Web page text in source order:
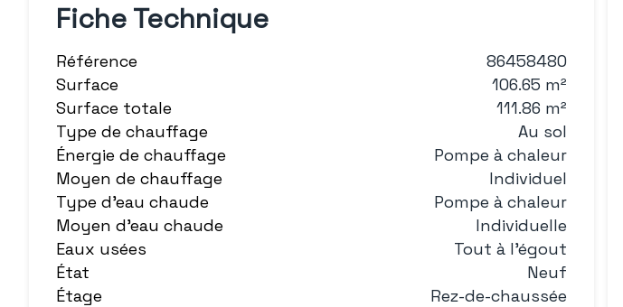
Fiche Technique
Référence
86458480
Surface
106.65 m²
Surface totale
111.86 m²
Type de chauffage
Au sol
Énergie de chauffage
Pompe à chaleur
Moyen de chauffage
Individuel
Type d'eau chaude
Pompe à chaleur
Moyen d'eau chaude
Individuelle
Eaux usées
Tout à l'égout
État
Neuf
Étage
Rez-de-chaussée